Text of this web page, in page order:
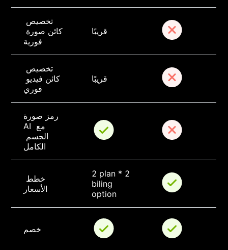
تخصيص
كائن صورة
فورية
قريبًا
تخصيص
كائن فيديو
فوري
قريبًا
رمز صورة
AI مع
الجسم
الكامل
خطط
الأسعار
2 plan * 2
biling
option
خصم